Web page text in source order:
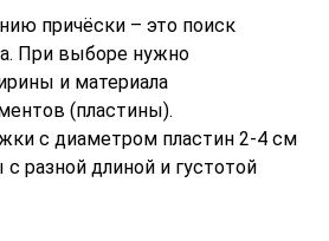
причёски – это поиск
При выборе нужно
и материала
(пластины).
с диаметром пластин 2-4 см
разной длиной и густотой